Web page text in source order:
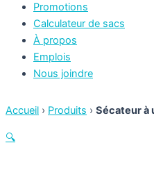
Promotions
Calculateur de sacs
À propos
Emplois
Nous joindre
Accueil › Produits › Sécateur à
🔍